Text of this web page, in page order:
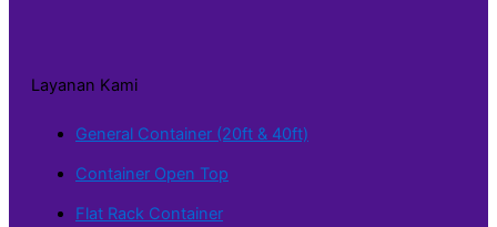
Layanan Kami
General Container (20ft & 40ft)
Container Open Top
Flat Rack Container